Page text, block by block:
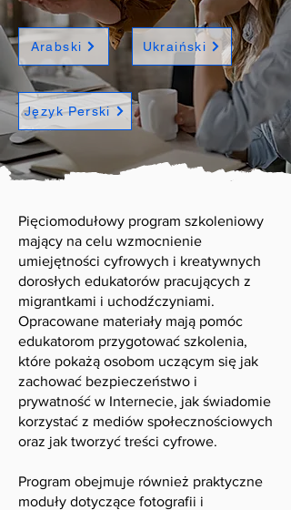
Arabski Ukraiński
Język Perski
Pięciomodułowy program szkoleniowy
mający na celu wzmocnienie
umiejętności cyfrowych i kreatywnych
dorosłych edukatorów pracujących z
migrantkami i uchodźczyniami.
Opracowane materiały mają pomóc
edukatorom przygotować szkolenia,
które pokażą osobom uczącym się jak
zachować bezpieczeństwo i
prywatność w Internecie, jak świadomie
korzystać z mediów społecznościowych
oraz jak tworzyć treści cyfrowe.
Program obejmuje również praktyczne
moduły dotyczące fotografii i